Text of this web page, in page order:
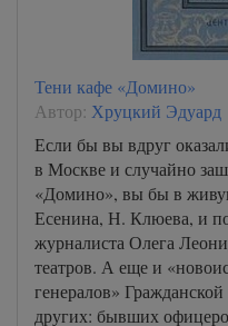
Тени кафе «Домино»
Автор: Хруцкий Эдуард
Если бы вы вдруг
в Москве и случайно
«Домино», вы бы в
Есенина, Н. Клюева, и
журналиста Олега
театров. А еще и
генералов»
других: бывших